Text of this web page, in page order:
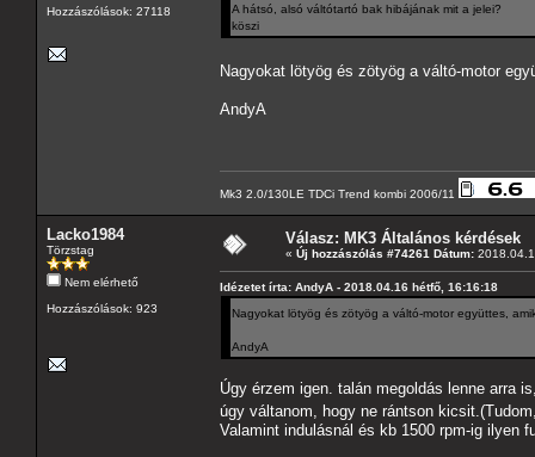
Hozzászólások: 27118
A hátsó, alsó váltótartó bak hibájának mit a jelei?
köszi
Nagyokat lötyög és zötyög a váltó-motor
AndyA
Mk3 2.0/130LE TDCi Trend kombi 2006/11
Lacko1984
Törzstag
Nem elérhető
Hozzászólások: 923
Válasz: MK3 Általános kérdések
« Új hozzászólás #74261 Dátum:
Idézetet írta: AndyA - 2018.04.16 hétfő, 16:16:18
Nagyokat lötyög és zötyög a váltó-motor együttes,
AndyA
Úgy érzem igen. talán megoldás lenne arra
úgy váltanom, hogy ne rántson
Valamint indulásnál és kb 1500 rpm-ig ilyen